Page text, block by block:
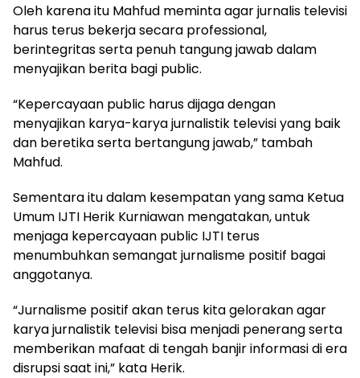
Oleh karena itu Mahfud meminta agar jurnalis televisi
harus terus bekerja secara professional,
berintegritas serta penuh tangung jawab dalam
menyajikan berita bagi public.
“Kepercayaan public harus dijaga dengan
menyajikan karya-karya jurnalistik televisi yang baik
dan beretika serta bertangung jawab,” tambah
Mahfud.
Sementara itu dalam kesempatan yang sama Ketua
Umum IJTI Herik Kurniawan mengatakan, untuk
menjaga kepercayaan public IJTI terus
menumbuhkan semangat jurnalisme positif bagai
anggotanya.
“Jurnalisme positif akan terus kita gelorakan agar
karya jurnalistik televisi bisa menjadi penerang serta
memberikan mafaat di tengah banjir informasi di era
disrupsi saat ini,” kata Herik.